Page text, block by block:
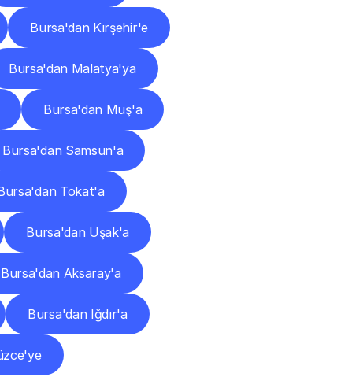
Bursa'dan Kırşehir'e
Bursa'dan Malatya'ya
Bursa'dan Muş'a
Bursa'dan Samsun'a
Tokat'a
Bursa'dan Uşak'a
Bursa'dan Aksaray'a
Bursa'dan Iğdır'a